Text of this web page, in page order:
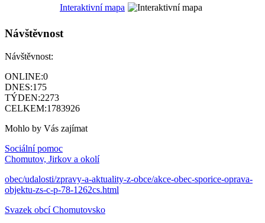
Interaktivní mapa
Návštěvnost
Návštěvnost:
ONLINE:0
DNES:175
TÝDEN:2273
CELKEM:1783926
Mohlo by Vás zajímat
Sociální pomoc
Chomutov, Jirkov a okolí
obec/udalosti/zpravy-a-aktuality-z-obce/akce-obec-sporice-oprava-
objektu-zs-c-p-78-1262cs.html
Svazek obcí Chomutovsko